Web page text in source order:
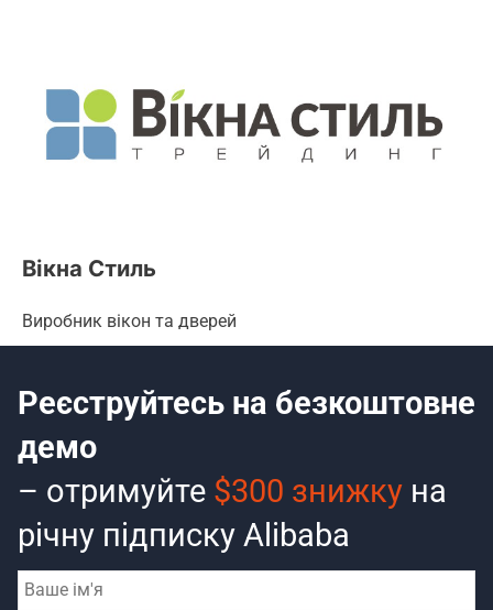
Вікна Стиль
Виробник вікон та дверей
Реєструйтесь на безкоштовне
демо
– отримуйте $300 знижку на
річну підписку Alibaba